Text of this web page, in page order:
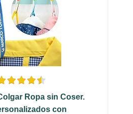
Ropa sin Coser.
con